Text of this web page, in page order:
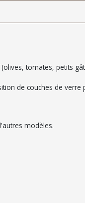
tomates, petits
de couches de verre
modèles.